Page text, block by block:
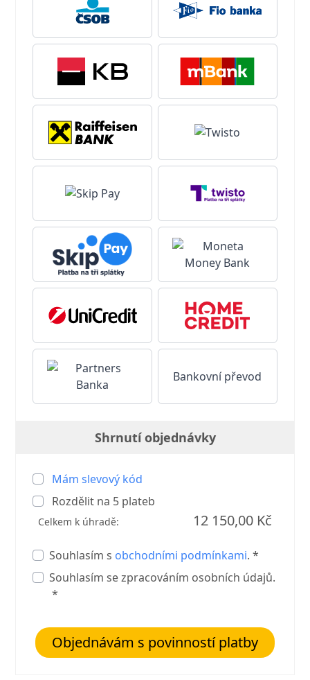
Bankovní převod
Shrnutí objednávky
Mám slevový kód
Rozdělit na 5 plateb
Celkem k úhradě: 12 150,00 Kč
Souhlasím s obchodními podmínkami. *
Souhlasím se zpracováním osobních údajů.
*
Objednávám s povinností platby